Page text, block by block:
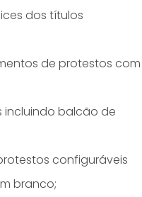
dos títulos
de protestos com
incluindo balcão de
configuráveis
branco;